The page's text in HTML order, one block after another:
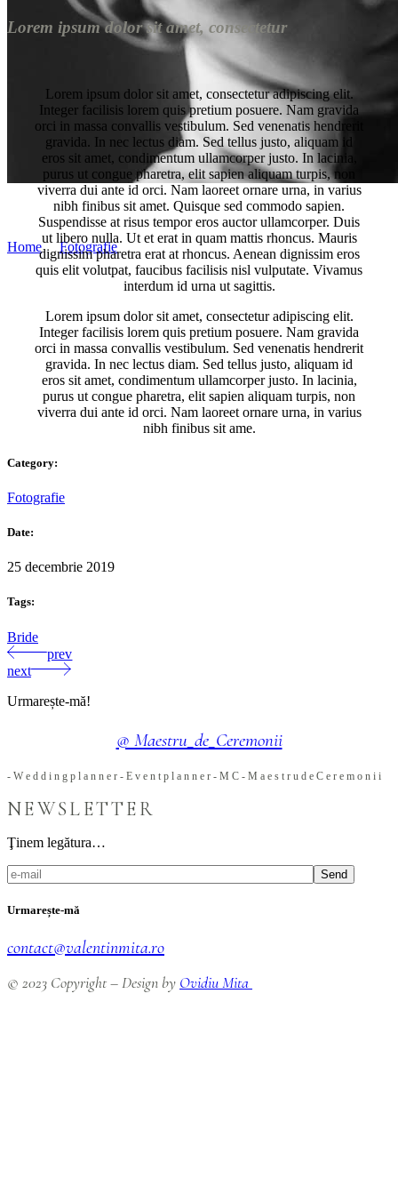
The Happiest Day
Home/Fotografie/The Happiest Day
Lorem ipsum dolor sit amet, consectetur
Lorem ipsum dolor sit amet, consectetur adipiscing elit.
Integer facilisis lorem quis pretium posuere. Nam gravida
orci in massa convallis vestibulum. Sed venenatis hendrerit
gravida. In nec lectus diam. Sed tellus justo, aliquam id
eros sit amet, condimentum ullamcorper justo. In lacinia,
purus ut congue pharetra, elit sapien aliquam turpis, non
viverra dui ante id orci. Nam laoreet ornare urna, in varius
nibh finibus sit amet. Quisque sed commodo sapien.
Suspendisse at risus tempor eros auctor ullamcorper. Duis
ut libero nulla. Ut et erat in quam mattis rhoncus. Mauris
dignissim pharetra erat at rhoncus. Aenean dignissim eros
quis elit volutpat, faucibus facilisis nisl vulputate. Vivamus
interdum id urna ut sagittis.
Lorem ipsum dolor sit amet, consectetur adipiscing elit.
Integer facilisis lorem quis pretium posuere. Nam gravida
orci in massa convallis vestibulum. Sed venenatis hendrerit
gravida. In nec lectus diam. Sed tellus justo, aliquam id
eros sit amet, condimentum ullamcorper justo. In lacinia,
purus ut congue pharetra, elit sapien aliquam turpis, non
viverra dui ante id orci. Nam laoreet ornare urna, in varius
nibh finibus sit ame.
Category:
Fotografie
Date:
25 decembrie 2019
Tags:
Bride
prev
next
Urmarește-mă!
@ Maestru_de_Ceremonii
- W e d d i n g p l a n n e r - E v e n t p l a n n e r - M C - M a e s t r u d e C e r e m o n i i
NEWSLETTER
Ţinem legătura…
Send
Urmarește-mă
contact@valentinmita.ro
© 2023 Copyright – Design by Ovidiu Mita